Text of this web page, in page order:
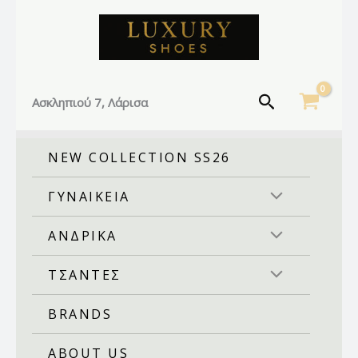
Ασκληπιού 7, Λάρισα Αναζήτηση
NEW COLLECTION SS26
ΓΥΝΑΙΚΕΙΑ
ΑΝΔΡΙΚΑ
ΤΣΑΝΤΕΣ
BRANDS
ABOUT US